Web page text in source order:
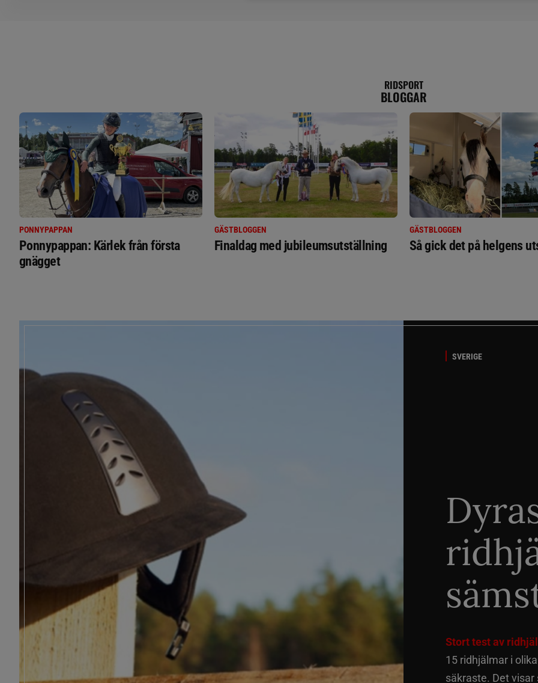
RIDSPORT
BLOGGAR
PONNYPAPPAN
Ponnypappan: Kärlek från första
gnägget
GÄSTBLOGGEN
Finaldag med jubileumsutställning
GÄSTBLOGGEN
Så gick det på helgens
SVERIGE
Stort test av
15 ridhjälmar i
säkraste. Det